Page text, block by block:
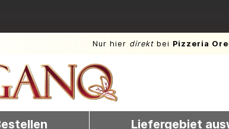
Nur hier direktbei Pizzeria
Liefergebiet